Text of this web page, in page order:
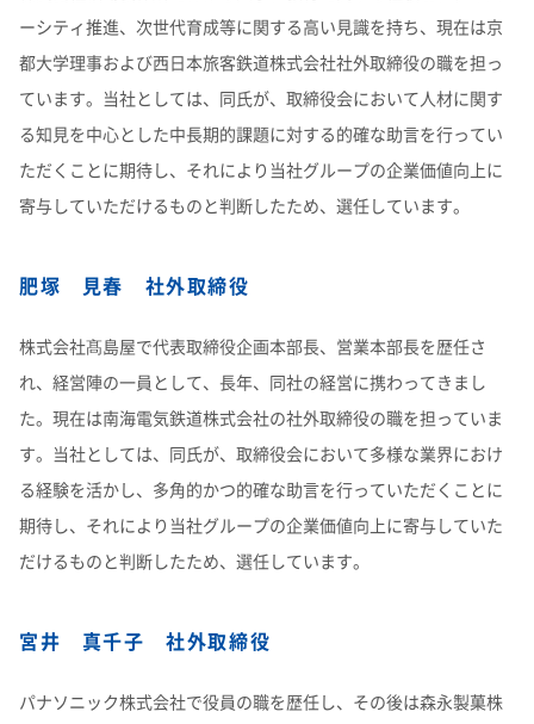
ーシティ推進、次世代育成等に関する高い見識を持ち、現在は京
都大学理事および西日本旅客鉄道株式会社社外取締役の職を担っ
ています。当社としては、同氏が、取締役会において人材に関す
る知見を中心とした中長期的課題に対する的確な助言を行ってい
ただくことに期待し、それにより当社グループの企業価値向上に
寄与していただけるものと判断したため、選任しています。
肥塚 見春 社外取締役
株式会社髙島屋で代表取締役企画本部長、営業本部長を歴任さ
れ、経営陣の一員として、長年、同社の経営に携わってきまし
た。現在は南海電気鉄道株式会社の社外取締役の職を担っていま
す。当社としては、同氏が、取締役会において多様な業界におけ
る経験を活かし、多角的かつ的確な助言を行っていただくことに
期待し、それにより当社グループの企業価値向上に寄与していた
だけるものと判断したため、選任しています。
宮井 真千子 社外取締役
パナソニック株式会社で役員の職を歴任し、その後は森永製菓株